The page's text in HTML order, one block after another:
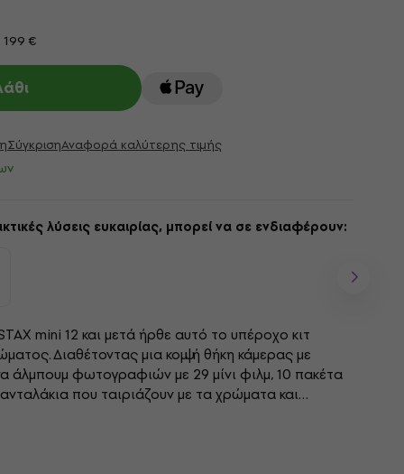
€
ΣύγκρισηΑναφορά καλύτερης τιμής
λύσεις ευκαιρίας, μπορεί να σε ενδιαφέρουν:
mini 12 και μετά ήρθε αυτό το υπέροχο κιτ
Διαθέτοντας μια κομψή θήκη κάμερας με
άλμπουμ φωτογραφιών με 29 μίνι φιλμ, 10 πακέτα
που ταιριάζουν με τα χρώματα και